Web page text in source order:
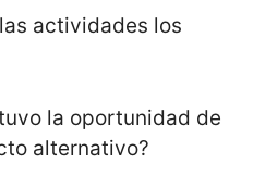
actividades los
la oportunidad de
alternativo?